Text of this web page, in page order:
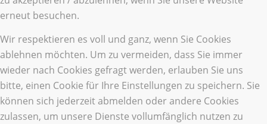
erneut besuchen.
Wir respektieren es voll und ganz, wenn Sie Cookies
ablehnen möchten. Um zu vermeiden, dass Sie immer
wieder nach Cookies gefragt werden, erlauben Sie uns
bitte, einen Cookie für Ihre Einstellungen zu speichern. Sie
können sich jederzeit abmelden oder andere Cookies
zulassen, um unsere Dienste vollumfänglich nutzen zu